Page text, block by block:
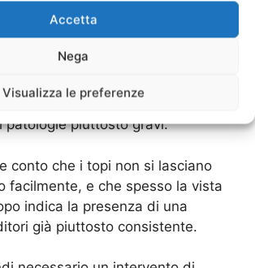
Accetta
Nega
Visualizza le preferenze
opportunità favorevoli comporta
colonie di roditori anche di
che comportano
all’ambiente naturale e alle
spesso anche il
patologie piuttosto gravi.
conto che i topi non si lasciano
facilmente, e che spesso la vista
indica la presenza di una
già piuttosto consistente.